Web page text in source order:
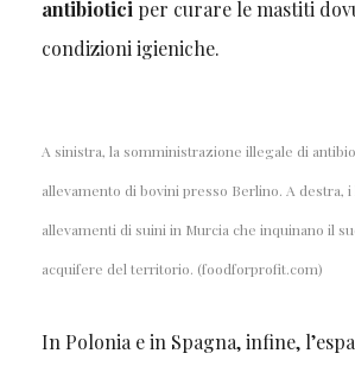
antibiotici per curare le mastiti
condizioni igieniche.
A sinistra, la somministrazione illegale di
allevamento di bovini presso Berlino. A destra,
allevamenti di suini in Murcia che inquinano il
acquifere del territorio. (foodforprofit.com)
In Polonia e in Spagna, infine,